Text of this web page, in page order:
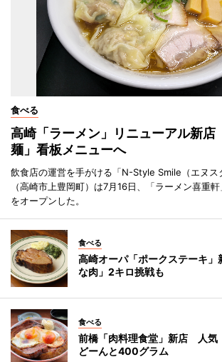
食べる
高崎「ラーメン」リニューアル新
麺」看板メニューへ
飲食店の運営を手がける「N-Style Smile（エヌス
（高崎市上豊岡町）は7月16日、「ラーメン喜重軒
をオープンした。
食べる
高崎オーパ「ポークステーキ
な肉」2キロ挑戦も
食べる
前橋「肉料理食堂」新店 人気
どーんと400グラム